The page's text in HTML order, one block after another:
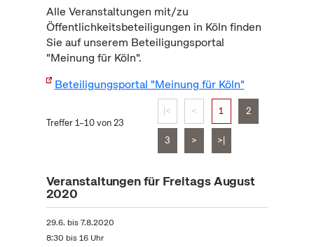
Alle Veranstaltungen mit/zu
Öffentlichkeitsbeteiligungen in Köln finden
Sie auf unserem Beteiligungsportal
"Meinung für Köln".
Beteiligungsportal "Meinung für Köln"
Treffer 1–10 von 23
|< < 1 2
3 > >|
Veranstaltungen für Freitags August
2020
29.6. bis7.8.2020
8:30 bis 16 Uhr